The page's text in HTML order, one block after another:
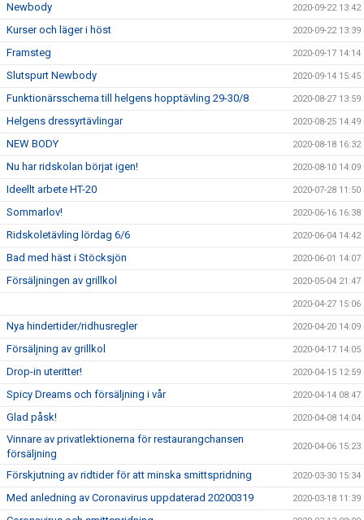
Newbody 2020-09-22 13:42
Kurser och läger i höst 2020-09-22 13:39
Framsteg 2020-09-17 14:14
Slutspurt Newbody 2020-09-14 15:45
Funktionärsschema till helgens hopptävling 29-30/8 2020-08-27 13:59
Helgens dressyrtävlingar 2020-08-25 14:49
NEW BODY 2020-08-18 16:32
Nu har ridskolan börjat igen! 2020-08-10 14:09
Ideellt arbete HT-20 2020-07-28 11:50
Sommarlov! 2020-06-16 16:38
Ridskoletävling lördag 6/6 2020-06-04 14:42
Bad med häst i Stöcksjön 2020-06-01 14:07
Försäljningen av grillkol 2020-05-04 21:47
2020-04-27 15:06
Nya hindertider/ridhusregler 2020-04-20 14:09
Försäljning av grillkol 2020-04-17 14:05
Drop-in uteritter! 2020-04-15 12:59
Spicy Dreams och försäljning i vår 2020-04-14 08:47
Glad påsk! 2020-04-08 14:04
Vinnare av privatlektionerna för restaurangchansen
försäljning
2020-04-06 15:23
Förskjutning av ridtider för att minska smittspridning 2020-03-30 15:34
Med anledning av Coronavirus uppdaterad 20200319 2020-03-18 11:39